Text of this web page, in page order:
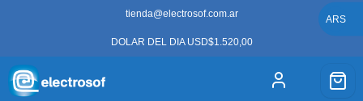
tienda@electrosof.com.ar
DOLAR DEL DIA USD$1.520,00
ARS